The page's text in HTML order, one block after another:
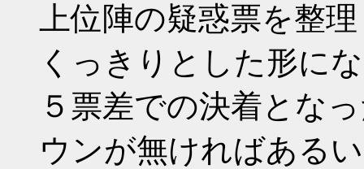
上位陣の疑惑票を整
くっきりとした形に
５票差での決着とな
ウンが無ければある